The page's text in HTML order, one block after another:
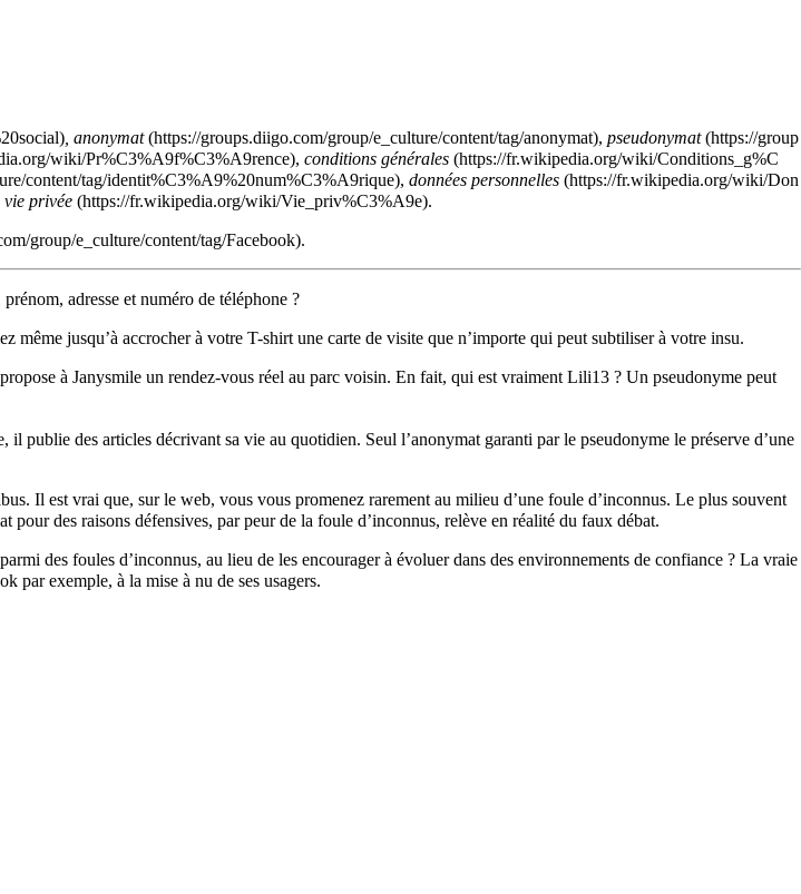
anonymat , pseudonymat
, conditions générales
, données personnelles
vie privée .
.
adresse et numéro de téléphone ?
même jusqu’à accrocher à votre T-shirt une carte de visite que n’importe qui peut subtiliser à votre insu.
à Janysmile un rendez-vous réel au parc voisin. En fait, qui est vraiment Lili13 ? Un pseudonyme peut
des articles décrivant sa vie au quotidien. Seul l’anonymat garanti par le pseudonyme le préserve d’une
Il est vrai que, sur le web, vous vous promenez rarement au milieu d’une foule d’inconnus. Le plus souvent
pour des raisons défensives, par peur de la foule d’inconnus, relève en réalité du faux débat.
des foules d’inconnus, au lieu de les encourager à évoluer dans des environnements de confiance ? La vraie
par exemple, à la mise à nu de ses usagers.